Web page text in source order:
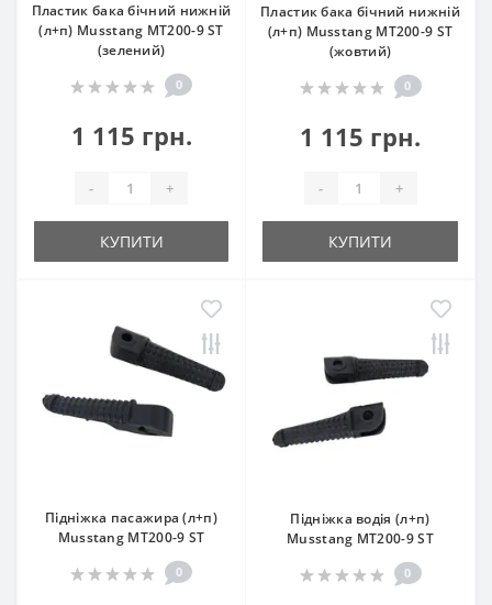
Пластик бака бічний нижній
(л+п) Musstang МТ200-9 ST
(зелений)
0
1 115 грн.
- +
КУПИТИ
Пластик бака бічний нижній
(л+п) Musstang МТ200-9 ST
(жовтий)
0
1 115 грн.
- +
КУПИТИ
Підніжка пасажира (л+п)
Musstang МТ200-9 ST
0
Підніжка водія (л+п)
Musstang МТ200-9 ST
0